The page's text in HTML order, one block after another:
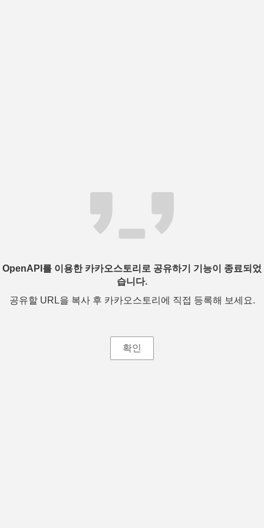
OpenAPI를 이용한 카카오스토리로 공유하기 기능이 종료되었
습니다.
공유할 URL을 복사 후 카카오스토리에 직접 등록해 보세요.
확인